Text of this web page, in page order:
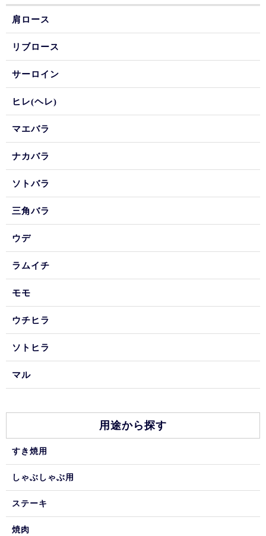
肩ロース
リブロース
サーロイン
ヒレ(ヘレ)
マエバラ
ナカバラ
ソトバラ
三角バラ
ウデ
ラムイチ
モモ
ウチヒラ
ソトヒラ
マル
用途から探す
すき焼用
しゃぶしゃぶ用
ステーキ
焼肉